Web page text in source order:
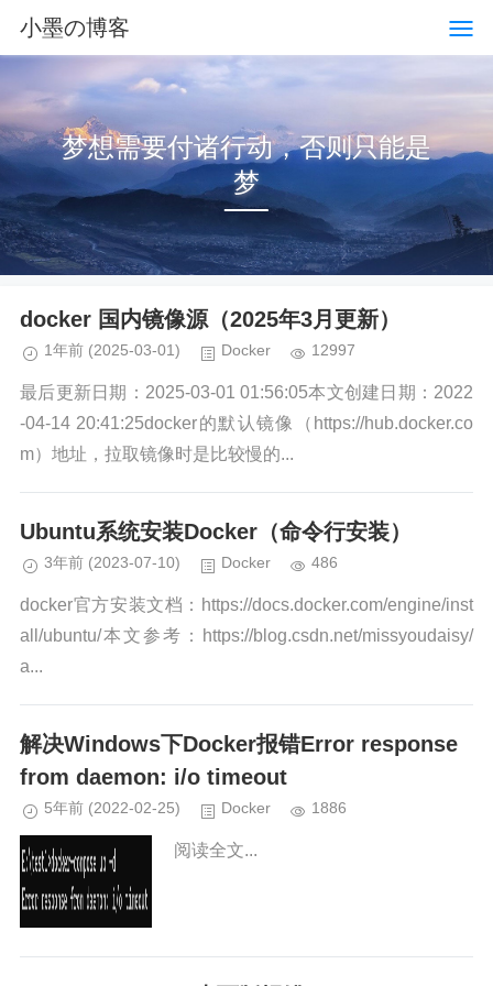
小墨の博客
梦想需要付诸行动，否则只能是
梦
docker 国内镜像源（2025年3月更新）
1年前 (2025-03-01) Docker 12997
最后更新日期：2025-03-01 01:56:05本文创建日期：2022
-04-14 20:41:25docker的默认镜像（https://hub.docker.co
m）地址，拉取镜像时是比较慢的...
Ubuntu系统安装Docker（命令行安装）
3年前 (2023-07-10) Docker 486
docker官方安装文档：https://docs.docker.com/engine/inst
all/ubuntu/本文参考：https://blog.csdn.net/missyoudaisy/
a...
解决Windows下Docker报错Error response
from daemon: i/o timeout
5年前 (2022-02-25) Docker 1886
阅读全文...